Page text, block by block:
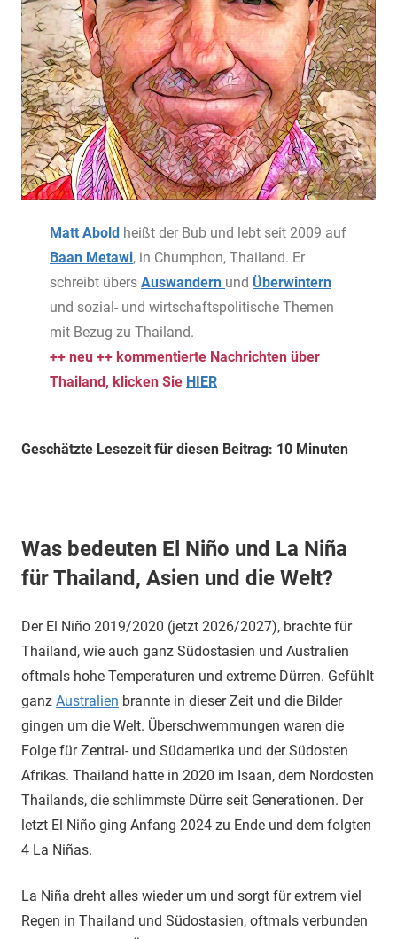
Matt Abold heißt der Bub und lebt seit 2009 auf
Baan Metawi, in Chumphon, Thailand. Er
schreibt übers Auswandern und Überwintern
und sozial- und wirtschaftspolitische Themen
mit Bezug zu Thailand.
++ neu ++ kommentierte Nachrichten über
Thailand, klicken Sie HIER
Geschätzte Lesezeit für diesen Beitrag: 10 Minuten
Was bedeuten El Niño und La Niña
für Thailand, Asien und die Welt?
Der El Niño 2019/2020 (jetzt 2026/2027), brachte für
Thailand, wie auch ganz Südostasien und Australien
oftmals hohe Temperaturen und extreme Dürren. Gefühlt
ganz Australien brannte in dieser Zeit und die Bilder
gingen um die Welt. Überschwemmungen waren die
Folge für Zentral- und Südamerika und der Südosten
Afrikas. Thailand hatte in 2020 im Isaan, dem Nordosten
Thailands, die schlimmste Dürre seit Generationen. Der
letzt El Niño ging Anfang 2024 zu Ende und dem folgten
4 La Niñas.
La Niña dreht alles wieder um und sorgt für extrem viel
Regen in Thailand und Südostasien, oftmals verbunden